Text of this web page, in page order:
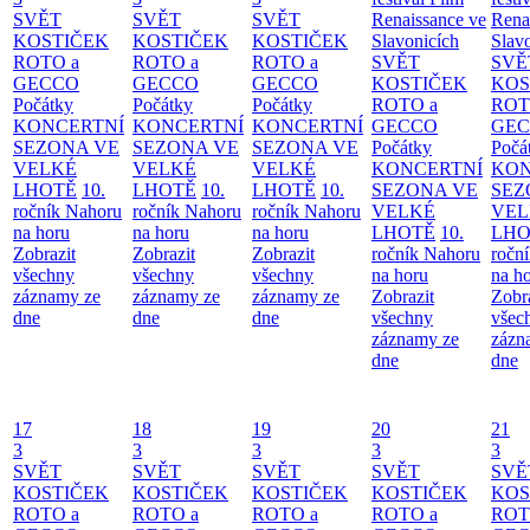
SVĚT
KOSTIČEK
ROTO a
GECCO
Počátky
KONCERTNÍ
SEZONA VE
VELKÉ
LHOTĚ 10.
ročník Nahoru
na horu
Zobrazit
všechny
záznamy ze
dne
SVĚT
KOSTIČEK
ROTO a
GECCO
Počátky
KONCERTNÍ
SEZONA VE
VELKÉ
LHOTĚ 10.
ročník Nahoru
na horu
Zobrazit
všechny
záznamy ze
dne
SVĚT
KOSTIČEK
ROTO a
GECCO
Počátky
KONCERTNÍ
SEZONA VE
VELKÉ
LHOTĚ 10.
ročník Nahoru
na horu
Zobrazit
všechny
záznamy ze
dne
Renaissance ve
Slavonicích
SVĚT
KOSTIČEK
ROTO a
GECCO
Počátky
KONCERTNÍ
SEZONA VE
VELKÉ
LHOTĚ 10.
ročník Nahoru
na horu
Zobrazit
všechny
záznamy ze
dne
na
dne
17
3
SVĚT
KOSTIČEK
ROTO a
18
3
SVĚT
KOSTIČEK
ROTO a
19
3
SVĚT
KOSTIČEK
ROTO a
20
3
SVĚT
KOSTIČEK
ROTO a
21
3